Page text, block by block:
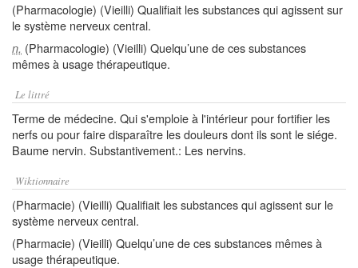
(Pharmacologie) (Vieilli) Qualifiait les substances qui agissent sur
le système nerveux central.
n. (Pharmacologie) (Vieilli) Quelqu’une de ces substances
mêmes à usage thérapeutique.
Le littré
Terme de médecine. Qui s'emploie à l'intérieur pour fortifier les
nerfs ou pour faire disparaître les douleurs dont ils sont le siége.
Baume nervin. Substantivement.: Les nervins.
Wiktionnaire
(Pharmacie) (Vieilli) Qualifiait les substances qui agissent sur le
système nerveux central.
(Pharmacie) (Vieilli) Quelqu’une de ces substances mêmes à
usage thérapeutique.